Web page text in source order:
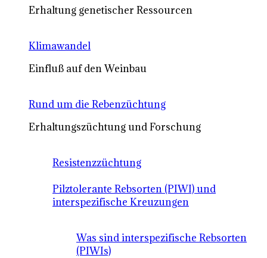
Erhaltung genetischer Ressourcen
Klimawandel
Einfluß auf den Weinbau
Rund um die Rebenzüchtung
Erhaltungszüchtung und Forschung
Resistenzzüchtung
Pilztolerante Rebsorten (PIWI) und
interspezifische Kreuzungen
Was sind interspezifische Rebsorten
(PIWIs)